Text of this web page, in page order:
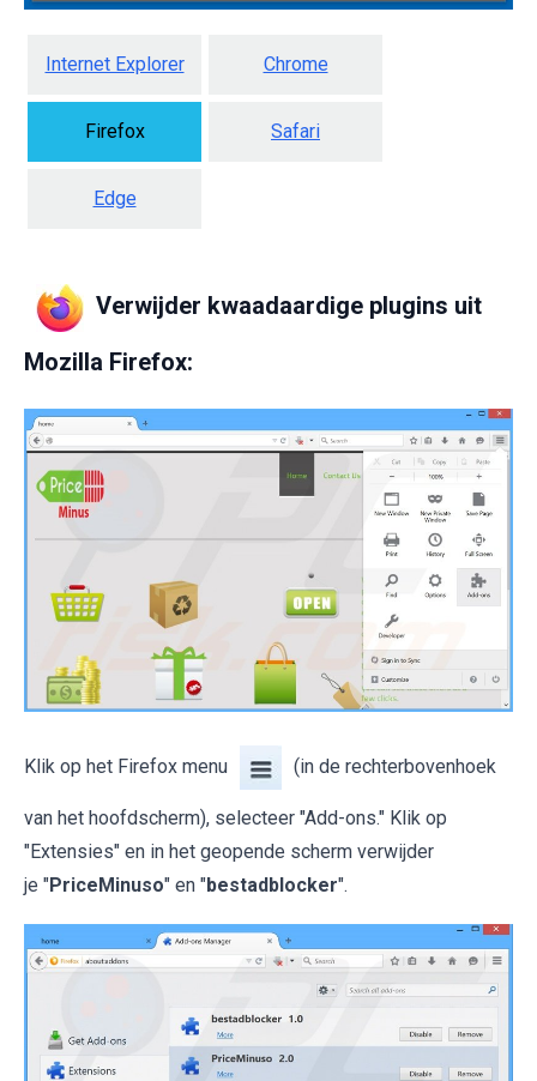
Internet Explorer Chrome
Firefox Safari
Edge
Verwijder kwaadaardige plugins uit
Mozilla Firefox:
Klik op het Firefox menu (in de rechterbovenhoek
van het hoofdscherm), selecteer "Add-ons." Klik op
"Extensies" en in het geopende scherm verwijder
je "PriceMinuso" en "bestadblocker".